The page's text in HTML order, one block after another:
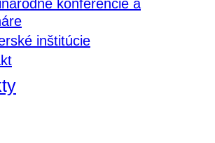
konferencie a
inštitúcie